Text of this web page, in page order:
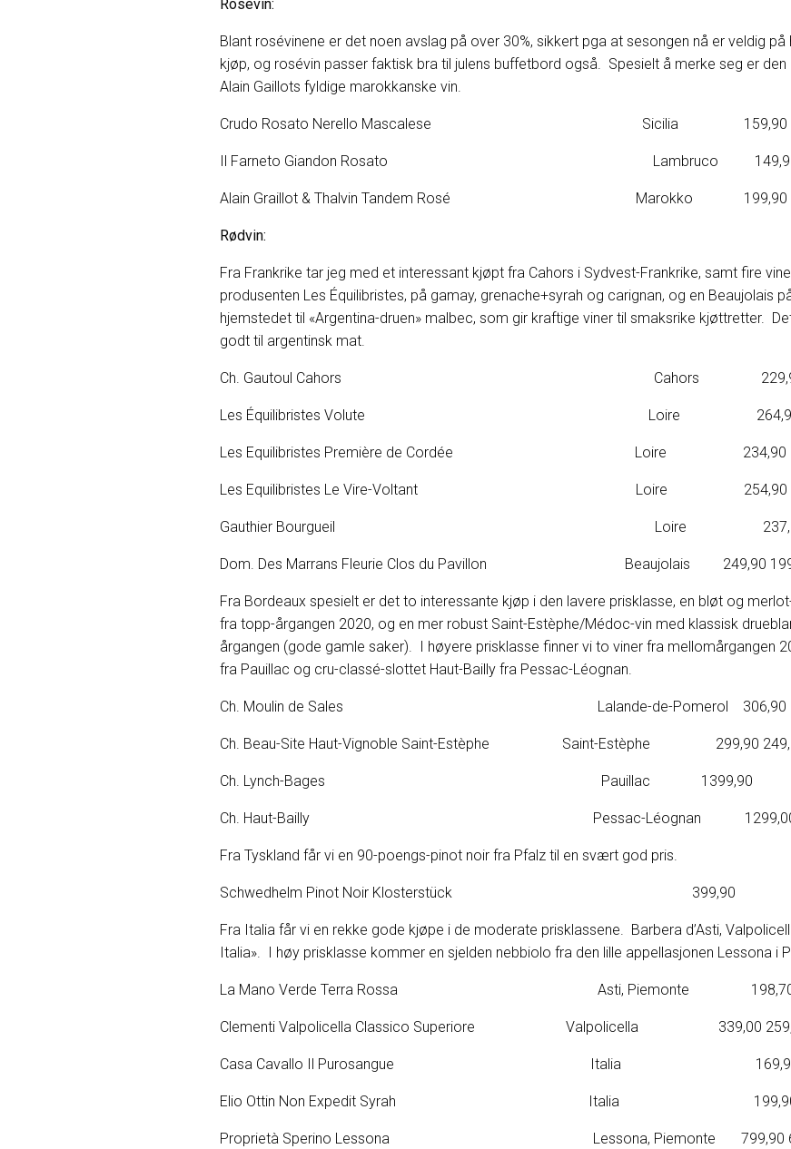
Rosévin:
Blant rosévinene er det noen avslag på over 30%, sikkert pga at sesongen nå er veldig
kjøp, og rosévin passer faktisk bra til julens buffetbord også. Spesielt å merke seg er den
Alain Gaillots fyldige marokkanske vin.
Crudo Rosato Nerello Mascalese Sicilia 159,90
Il Farneto Giandon Rosato Lambruco 149,90
Alain Graillot & Thalvin Tandem Rosé Marokko 199,90
Rødvin:
Fra Frankrike tar jeg med et interessant kjøpt fra Cahors i Sydvest-Frankrike, samt fire
produsenten Les Équilibristes, på gamay, grenache+syrah og carignan, og en Beaujolais
hjemstedet til «Argentina-druen» malbec, som gir kraftige viner til smaksrike kjøttretter.
godt til argentinsk mat.
Ch. Gautoul Cahors Cahors 229,90
Les Équilibristes Volute Loire 264,90
Les Equilibristes Première de Cordée Loire 234,90
Les Equilibristes Le Vire-Voltant Loire 254,90
Gauthier Bourgueil Loire 237,80
Dom. Des Marrans Fleurie Clos du Pavillon Beaujolais 249,90
Fra Bordeaux spesielt er det to interessante kjøp i den lavere prisklasse, en bløt og
fra topp-årgangen 2020, og en mer robust Saint-Estèphe/Médoc-vin med klassisk
årgangen (gode gamle saker). I høyere prisklasse finner vi to viner fra mellomårgangen
fra Pauillac og cru-classé-slottet Haut-Bailly fra Pessac-Léognan.
Ch. Moulin de Sales Lalande-de-Pomerol 306,90
Ch. Beau-Site Haut-Vignoble Saint-Estèphe Saint-Estèphe 299,90
Ch. Lynch-Bages Pauillac 1399,90
Ch. Haut-Bailly Pessac-Léognan
Fra Tyskland får vi en 90-poengs-pinot noir fra Pfalz til en svært god pris.
Schwedhelm Pinot Noir Klosterstück 399,90
Fra Italia får vi en rekke gode kjøpe i de moderate prisklassene. Barbera d’Asti,
Italia». I høy prisklasse kommer en sjelden nebbiolo fra den lille appellasjonen Lessona i
La Mano Verde Terra Rossa Asti, Piemonte 198,70
Clementi Valpolicella Classico Superiore Valpolicella 339,00
Casa Cavallo Il Purosangue Italia 169,90
Elio Ottin Non Expedit Syrah Italia 199,90
Proprietà Sperino Lessona Lessona, Piemonte 799,90